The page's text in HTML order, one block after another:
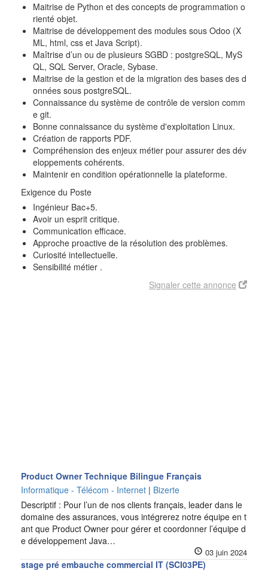
Maitrise de Python et des concepts de programmation o
rienté objet.
Maitrise de développement des modules sous Odoo (X
ML, html, css et Java Script).
Maîtrise d’un ou de plusieurs SGBD : postgreSQL, MyS
QL, SQL Server, Oracle, Sybase.
Maitrise de la gestion et de la migration des bases des d
onnées sous postgreSQL.
Connaissance du système de contrôle de version comm
e git.
Bonne connaissance du système d'exploitation Linux.
Création de rapports PDF.
Compréhension des enjeux métier pour assurer des dév
eloppements cohérents.
Maintenir en condition opérationnelle la plateforme.
Exigence du Poste
Ingénieur Bac+5.
Avoir un esprit critique.
Communication efficace.
Approche proactive de la résolution des problèmes.
Curiosité intellectuelle.
Sensibilité métier .
Signaler cette annonce
Product Owner Technique Bilingue Français
Informatique - Télécom - Internet | Bizerte
Descriptif : Pour l’un de nos clients français, leader dans le
domaine des assurances, vous intégrerez notre équipe en t
ant que Product Owner pour gérer et coordonner l’équipe d
e développement Java…
03 juin 2024
stage pré embauche commercial IT (SCI03PE)